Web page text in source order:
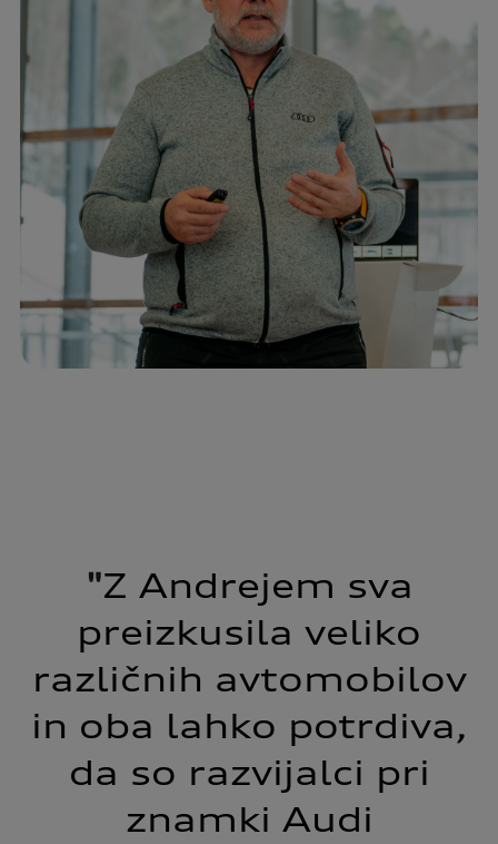
"Z Andrejem sva
preizkusila veliko
različnih avtomobilov
in oba lahko potrdiva,
da so razvijalci pri
znamki Audi